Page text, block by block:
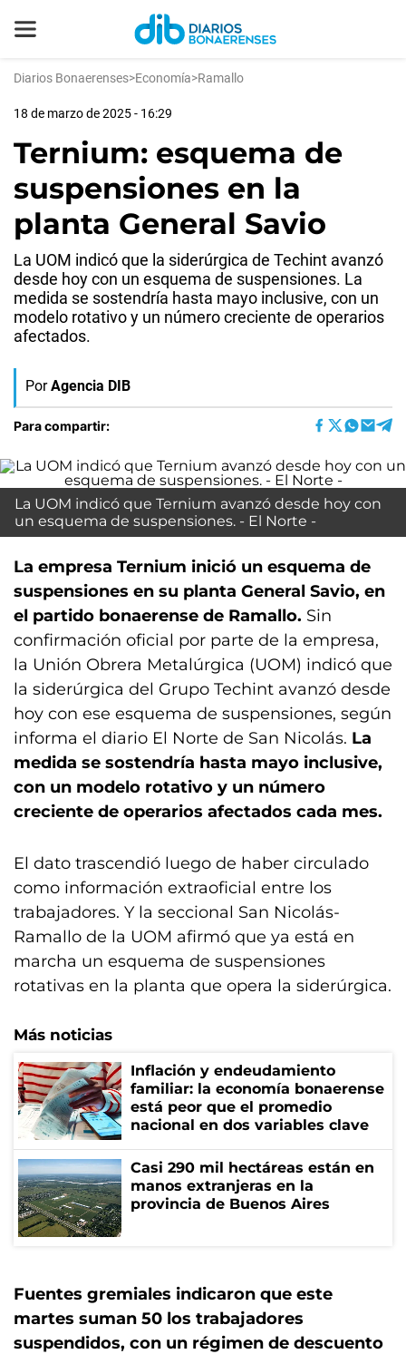
Diarios Bonaerenses>Economía>Ramallo
18 de marzo de 2025 - 16:29
Ternium: esquema de
suspensiones en la
planta General Savio
La UOM indicó que la siderúrgica de Techint avanzó
desde hoy con un esquema de suspensiones. La
medida se sostendría hasta mayo inclusive, con un
modelo rotativo y un número creciente de operarios
afectados.
Por Agencia DIB
Para compartir:
La UOM indicó que Ternium avanzó desde hoy con
un esquema de suspensiones. - El Norte -
La empresa Ternium inició un esquema de
suspensiones en su planta General Savio, en
el partido bonaerense de Ramallo. Sin
confirmación oficial por parte de la empresa,
la Unión Obrera Metalúrgica (UOM) indicó que
la siderúrgica del Grupo Techint avanzó desde
hoy con ese esquema de suspensiones, según
informa el diario El Norte de San Nicolás. La
medida se sostendría hasta mayo inclusive,
con un modelo rotativo y un número
creciente de operarios afectados cada mes.
El dato trascendió luego de haber circulado
como información extraoficial entre los
trabajadores. Y la seccional San Nicolás-
Ramallo de la UOM afirmó que ya está en
marcha un esquema de suspensiones
rotativas en la planta que opera la siderúrgica.
Más noticias
Inflación y endeudamiento
familiar: la economía bonaerense
está peor que el promedio
nacional en dos variables clave
Casi 290 mil hectáreas están en
manos extranjeras en la
provincia de Buenos Aires
Fuentes gremiales indicaron que este
martes suman 50 los trabajadores
suspendidos, con un régimen de descuento